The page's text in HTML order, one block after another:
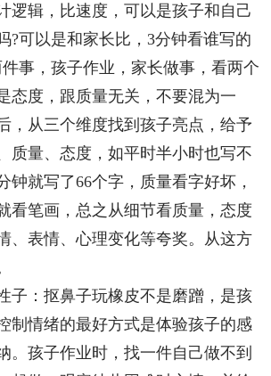
逻辑，比速度，可以是孩子和自己
?可以是和家长比，3分钟看谁写的
事，孩子作业，家长做事，看两个
态度，跟质量无关，不要混为一
，从三个维度找到孩子亮点，给予
质量、态度，如平时半小时也写不
钟就写了66个字，质量看字好坏，
看笔画，总之从细节看质量，态度
、表情、心理变化等夸奖。从这方
：抠鼻子玩橡皮不是磨蹭，是孩
制情绪的最好方式是体验孩子的感
。孩子作业时，找一件自己做不到